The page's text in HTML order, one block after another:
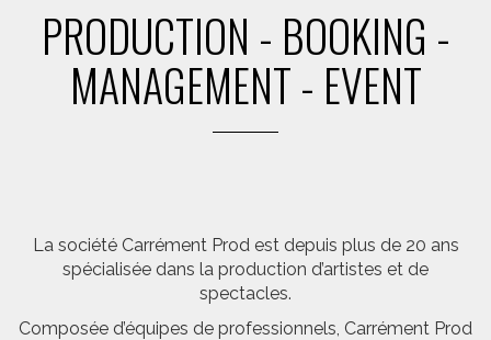
PRODUCTION - BOOKING -
MANAGEMENT - EVENT
La société Carrément Prod est depuis plus de 20 ans
spécialisée dans la production d’artistes et de
spectacles.
Composée d’équipes de professionnels, Carrément Prod